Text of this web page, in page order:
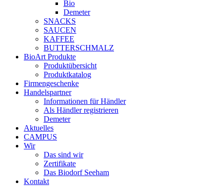
Bio
Demeter
SNACKS
SAUCEN
KAFFEE
BUTTERSCHMALZ
BioArt Produkte
Produktübersicht
Produktkatalog
Firmengeschenke
Handelspartner
Informationen für Händler
Als Händler registrieren
Demeter
Aktuelles
CAMPUS
Wir
Das sind wir
Zertifikate
Das Biodorf Seeham
Kontakt